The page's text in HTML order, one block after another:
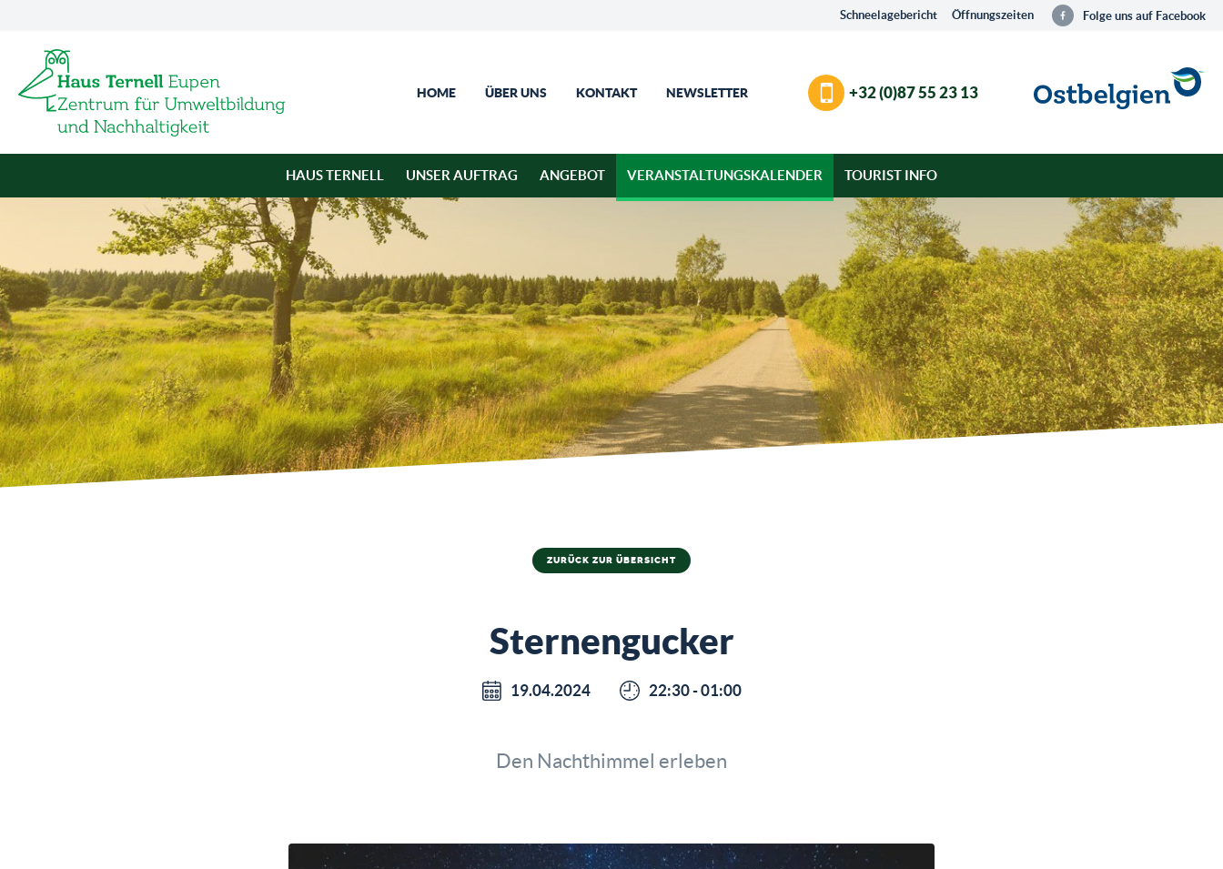
Schneelagebericht Öffnungszeiten Folge uns auf Facebook
HOME ÜBER UNS KONTAKT NEWSLETTER +32 (0)87 55 23 13
HAUS TERNELL UNSER AUFTRAG ANGEBOT VERANSTALTUNGSKALENDER TOURIST INFO
ZURÜCK ZUR ÜBERSICHT
Sternengucker
19.04.2024 22:30 - 01:00
Den Nachthimmel erleben